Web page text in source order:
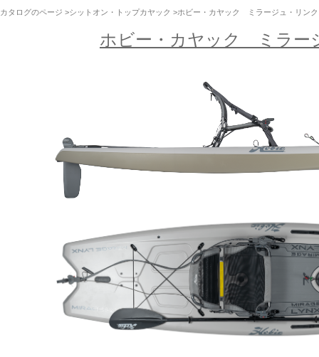
カタログのページ >シットオン・トップカヤック >ホビー・カヤック ミラージュ・リン
ホビー・カヤック ミラー